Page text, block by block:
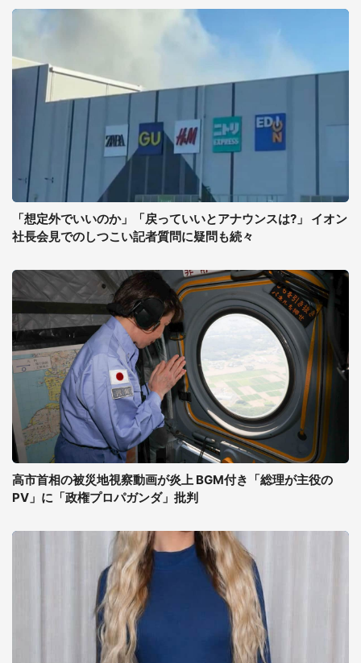
「想定外でいいのか」「戻っていいとアナウンスは?」 イオン
社長会見でのしつこい記者質問に疑問も続々
高市首相の被災地視察動画が炎上 BGM付き「総理が主役の
PV」に「政権プロパガンダ」批判